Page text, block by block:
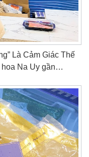
Là Cảm Giác Thế
hoa Na Uy gần…